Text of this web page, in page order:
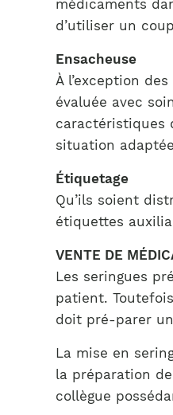
médicaments
d’utiliser un
Ensacheuse
À l’exception
évaluée avec
caractéristiques
situation
Étiquetage
Qu’ils soient
étiquettes
VENTE DE
Les seringues
patient.
doit pré-parer
La mise en
la préparation
collègue